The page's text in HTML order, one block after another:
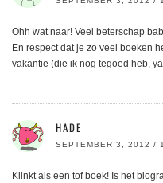
Ohh wat naar! Veel beterschap
En respect dat je zo veel boeken
vakantie (die ik nog tegoed heb,
HADE
SEPTEMBER 3, 2012 /
Klinkt als een tof boek! Is het